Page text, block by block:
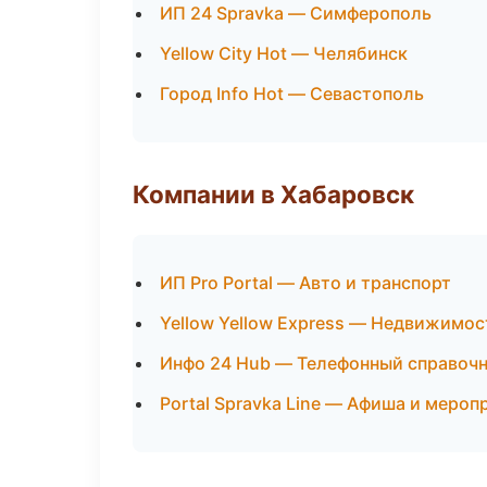
ИП 24 Spravka — Симферополь
Yellow City Hot — Челябинск
Город Info Hot — Севастополь
Компании в Хабаровск
ИП Pro Portal — Авто и транспорт
Yellow Yellow Express —
Инфо 24 Hub — Телефонный
Portal Spravka Line — Афиша и